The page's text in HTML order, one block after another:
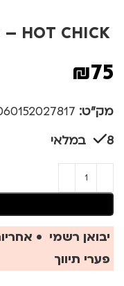
HOT CHICK – מארז גרביים מעוצבים
₪75
מק"ט:
8 במלאי
יבואן רשמי •
פערי תיווך